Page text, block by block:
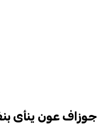
جوزاف عون ينأى